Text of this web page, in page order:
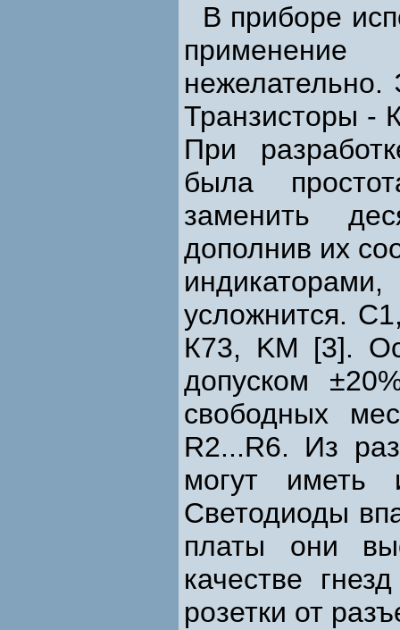
В приборе
нежелательно.
Транзисторы -
При
была
заменить
дополнив их
усложнится.
К73, KM [3].
допуском
свободных
R2...R6. Из
могут
Светодиоды
платы они
качестве
розетки от